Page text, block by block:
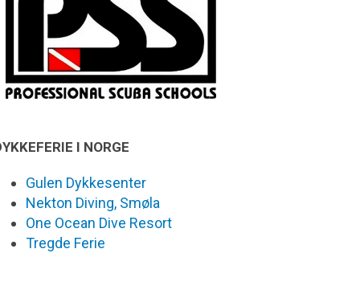
I NORGE
Gulen Dykkesenter
Nekton Diving, Smøla
One Ocean Dive Resort
Tregde Ferie